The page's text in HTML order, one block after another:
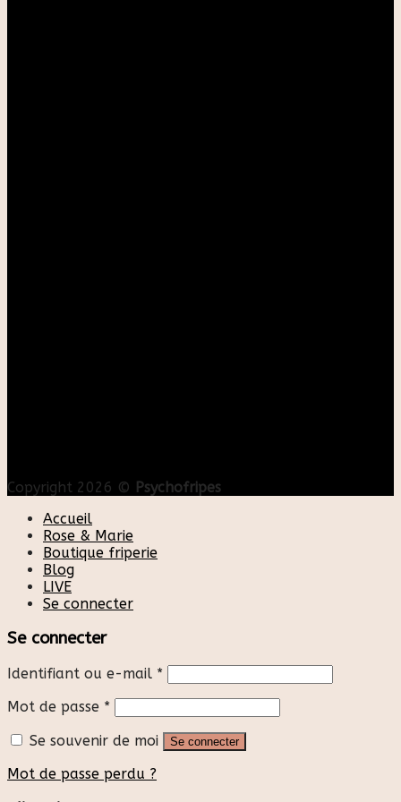
Copyright 2026 © Psychofripes
Accueil
Rose & Marie
Boutique friperie
Blog
LIVE
Se connecter
Se connecter
Identifiant ou e-mail *
Mot de passe *
Se souvenir de moi
Se connecter
Mot de passe perdu ?